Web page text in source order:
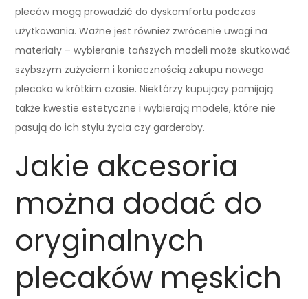
pleców mogą prowadzić do dyskomfortu podczas
użytkowania. Ważne jest również zwrócenie uwagi na
materiały – wybieranie tańszych modeli może skutkować
szybszym zużyciem i koniecznością zakupu nowego
plecaka w krótkim czasie. Niektórzy kupujący pomijają
także kwestie estetyczne i wybierają modele, które nie
pasują do ich stylu życia czy garderoby.
Jakie akcesoria
można dodać do
oryginalnych
plecaków męskich